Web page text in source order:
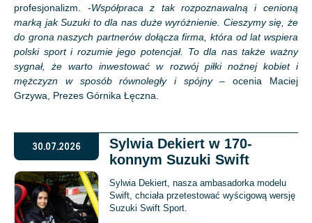
profesjonalizm. -Współpraca z tak rozpoznawalną i cenioną
marką jak Suzuki to dla nas duże wyróżnienie. Cieszymy się, że
do grona naszych partnerów dołącza firma, która od lat wspiera
polski sport i rozumie jego potencjał. To dla nas także ważny
sygnał, że warto inwestować w rozwój piłki nożnej kobiet i
mężczyzn w sposób równoległy i spójny– ocenia Maciej
Grzywa, Prezes Górnika Łęczna.
30.07.2026
Sylwia Dekiert w 170-
konnym Suzuki Swift
Sylwia Dekiert, nasza ambasadorka modelu
Swift, chciała przetestować wyścigową wersję
Suzuki Swift Sport.